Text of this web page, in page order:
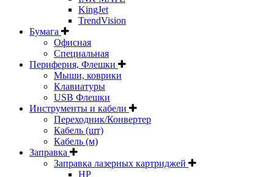
KingJet
TrendVision
Бумага
Офисная
Специальная
Периферия, Флешки
Мыши, коврики
Клавиатуры
USB Флешки
Инструменты и кабели
Переходник/Конвертер
Кабель (шт)
Кабель (м)
Заправка
Заправка лазерных картриджей
HP